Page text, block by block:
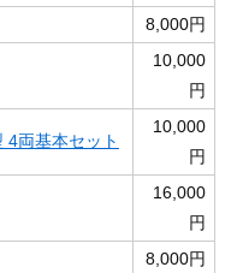
8,000円
10,000
円
両基本セット
10,000
円
16,000
円
8,000円